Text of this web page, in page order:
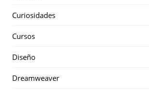
Curiosidades
Cursos
Diseño
Dreamweaver